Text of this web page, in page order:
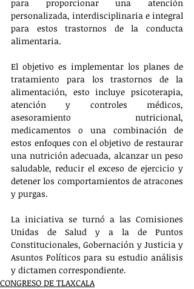
para proporcionar una atención
personalizada, interdisciplinaria e integral
para estos trastornos de la conducta
alimentaria.
El objetivo es implementar los planes de
tratamiento para los trastornos de la
alimentación, esto incluye psicoterapia,
atención y controles médicos,
asesoramiento nutricional,
medicamentos o una combinación de
estos enfoques con el objetivo de restaurar
una nutrición adecuada, alcanzar un peso
saludable, reducir el exceso de ejercicio y
detener los comportamientos de atracones
y purgas.
La iniciativa se turnó a las Comisiones
Unidas de Salud y a la de Puntos
Constitucionales, Gobernación y Justicia y
Asuntos Políticos para su estudio análisis
y dictamen correspondiente.
CONGRESO DE TLAXCALA